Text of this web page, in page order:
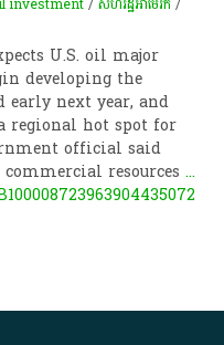
U.S. oil major
developing the
next year, and
regional hot spot for
official said
commercial resources...